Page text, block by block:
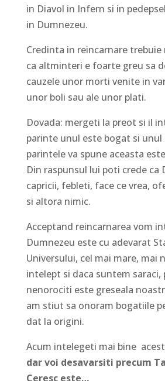
in Diavol in Infern si in
in Dumnezeu.
Credinta in reincarnare
ca altminteri e foarte greu sa
cauzele unor morti venite in
unor boli sau ale unor plati.
Dovada: mergeti la preot si il
parinte unul este bogat si unul
parintele va spune aceasta
Din raspunsul lui poti crede ca
capricii, febleti, face ce vrea,
si altora nimic.
Acceptand reincarnarea vom
Dumnezeu este cu adevarat
Universului, cel mai mare, mai
intelept si daca suntem saraci,
nenorociti este greseala
am stiut sa onoram bogatiile
dat la origini.
Acum intelegeti mai bine
dar voi desavarsiti precum
Ceresc este…